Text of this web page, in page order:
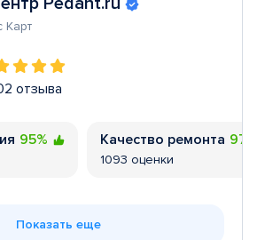
Карт
отзыва
95% Качество ремонта
1093 оценки
Показать еще